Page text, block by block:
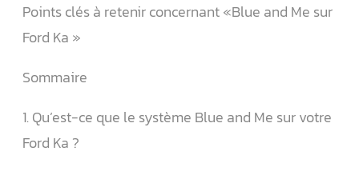
Points clés à retenir concernant «Blue and Me sur
Ford Ka »
Sommaire
1. Qu’est-ce que le système Blue and Me sur votre
Ford Ka ?